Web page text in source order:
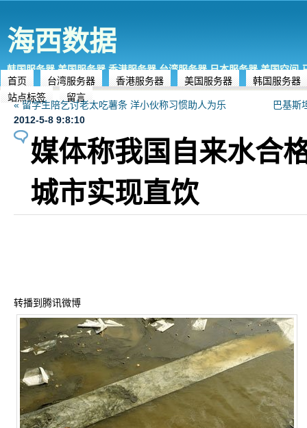
海西数据
韩国服务器,美国服务器,香港服务器,台湾服务器,日本服务器,美国空间
首页
台湾服务器 香港服务器 美国服务器
韩国服务器
站点标签
留言
« 留学生陪乞讨老太吃薯条 洋小伙称习惯助人为乐
巴基斯
2012-5-8 9:8:10
媒体称我国自来水合
城市实现直饮
转播到腾讯微博